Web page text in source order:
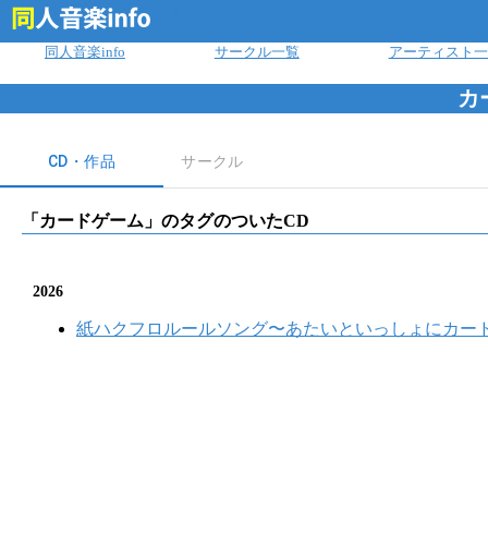
同人音楽info サークル一覧 アーティスト
カ
CD・作品 サークル
「 カードゲーム 」のタグのついたCD
2026
紙ハクフロルールソング〜あたいといっしょにカー